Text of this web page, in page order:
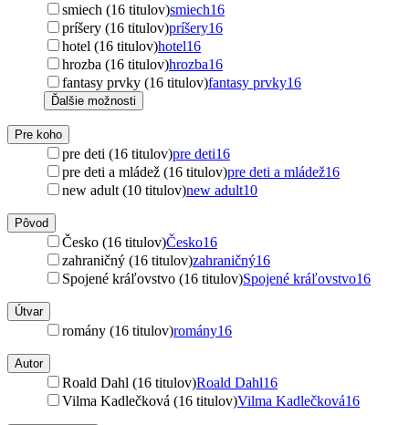
smiech (16 titulov)smiech16
príšery (16 titulov)príšery16
hotel (16 titulov)hotel16
hrozba (16 titulov)hrozba16
fantasy prvky (16 titulov)fantasy prvky16
Ďalšie možnosti
Pre koho
pre deti (16 titulov)pre deti16
pre deti a mládež (16 titulov)pre deti a mládež16
new adult (10 titulov)new adult10
Pôvod
Česko (16 titulov)Česko16
zahraničný (16 titulov)zahraničný16
Spojené kráľovstvo (16 titulov)Spojené kráľovstvo16
Útvar
romány (16 titulov)romány16
Autor
Roald Dahl (16 titulov)Roald Dahl16
Vilma Kadlečková (16 titulov)Vilma Kadlečková16